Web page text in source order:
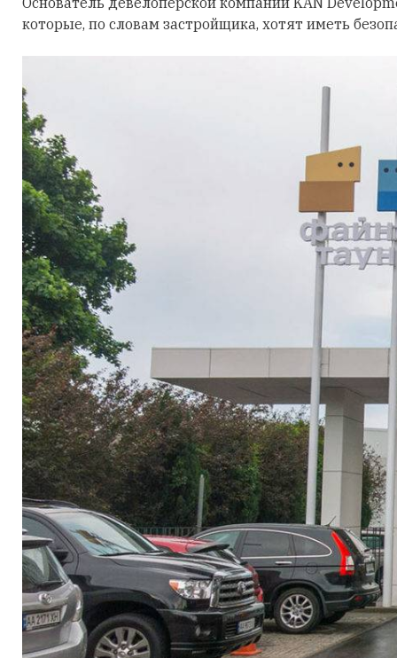
которые, по словам застройщика, хотят иметь